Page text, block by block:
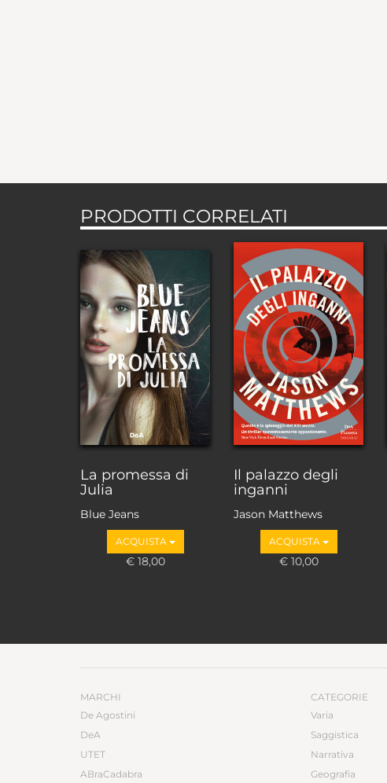
PRODOTTI CORRELATI
La promessa di
Julia
Blue Jeans
ACQUISTA
€ 18,00
Il palazzo degli
inganni
Jason Matthews
ACQUISTA
€ 10,00
MARCHI
De Agostini
DeA
UTET
ABraCadabra
CATEGORIE
Varia
Saggistica
Narrativa
Geografia